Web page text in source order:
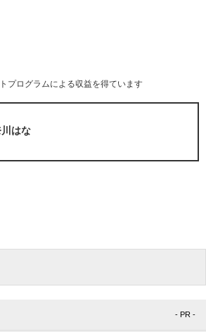
プログラムによる収益を得ています
はな
- PR -